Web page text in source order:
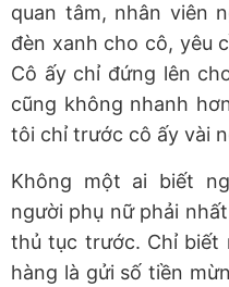
quan tâm, nhân viên
đèn xanh cho cô, yêu
Cô ấy chỉ đứng lên
cũng không nhanh
tôi chỉ trước cô ấy vài
Không một ai biết
người phụ nữ phải
thủ tục trước. Chỉ biết
hàng là gửi số tiền